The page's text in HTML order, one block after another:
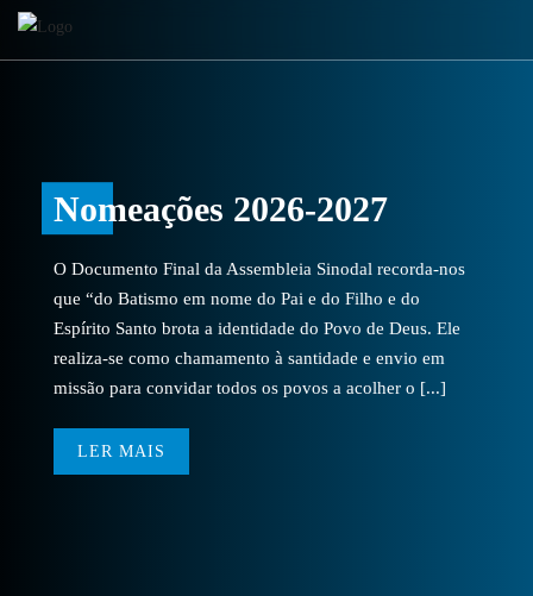
Nomeações 2026-2027
O Documento Final da Assembleia Sinodal recorda-nos
que “do Batismo em nome do Pai e do Filho e do
Espírito Santo brota a identidade do Povo de Deus. Ele
realiza-se como chamamento à santidade e envio em
missão para convidar todos os povos a acolher o [...]
LER MAIS